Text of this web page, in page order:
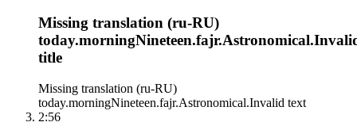
Missing translation (ru-RU)
title
Missing translation (ru-RU)
today.morningNineteen.fajr.Astronomical.Invalid text
2:56